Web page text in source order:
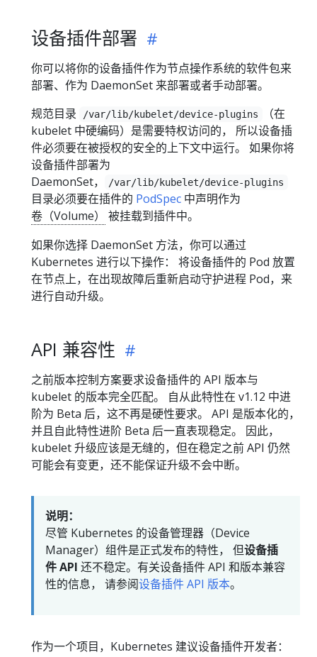
设备插件部署
你可以将你的设备插件作为节点操作系统的软件包来
部署、作为 DaemonSet 来部署或者手动部署。
规范目录
/var/lib/kubelet/device-plugins
（在
kubelet 中硬编码）是需要特权访问的， 所以设备插
件必须要在被授权的安全的上下文中运行。 如果你将
设备插件部署为
DaemonSet，
/var/lib/kubelet/device-plugins
目录必须要在插件的 PodSpec 中声明作为
卷（Volume）
被挂载到插件中。
如果你选择 DaemonSet 方法，你可以通过
Kubernetes 进行以下操作： 将设备插件的 Pod 放置
在节点上，在出现故障后重新启动守护进程 Pod，来
进行自动升级。
API 兼容性
之前版本控制方案要求设备插件的 API 版本与
kubelet 的版本完全匹配。 自从此特性在 v1.12 中进
阶为 Beta 后，这不再是硬性要求。 API 是版本化的，
并且自此特性进阶 Beta 后一直表现稳定。 因此，
kubelet 升级应该是无缝的，但在稳定之前 API 仍然
可能会有变更，还不能保证升级不会中断。
说明：
尽管 Kubernetes 的设备管理器（Device
Manager）组件是正式发布的特性， 但设备插
件 API 还不稳定。有关设备插件 API 和版本兼容
性的信息， 请参阅设备插件 API 版本。
作为一个项目，Kubernetes 建议设备插件开发者：